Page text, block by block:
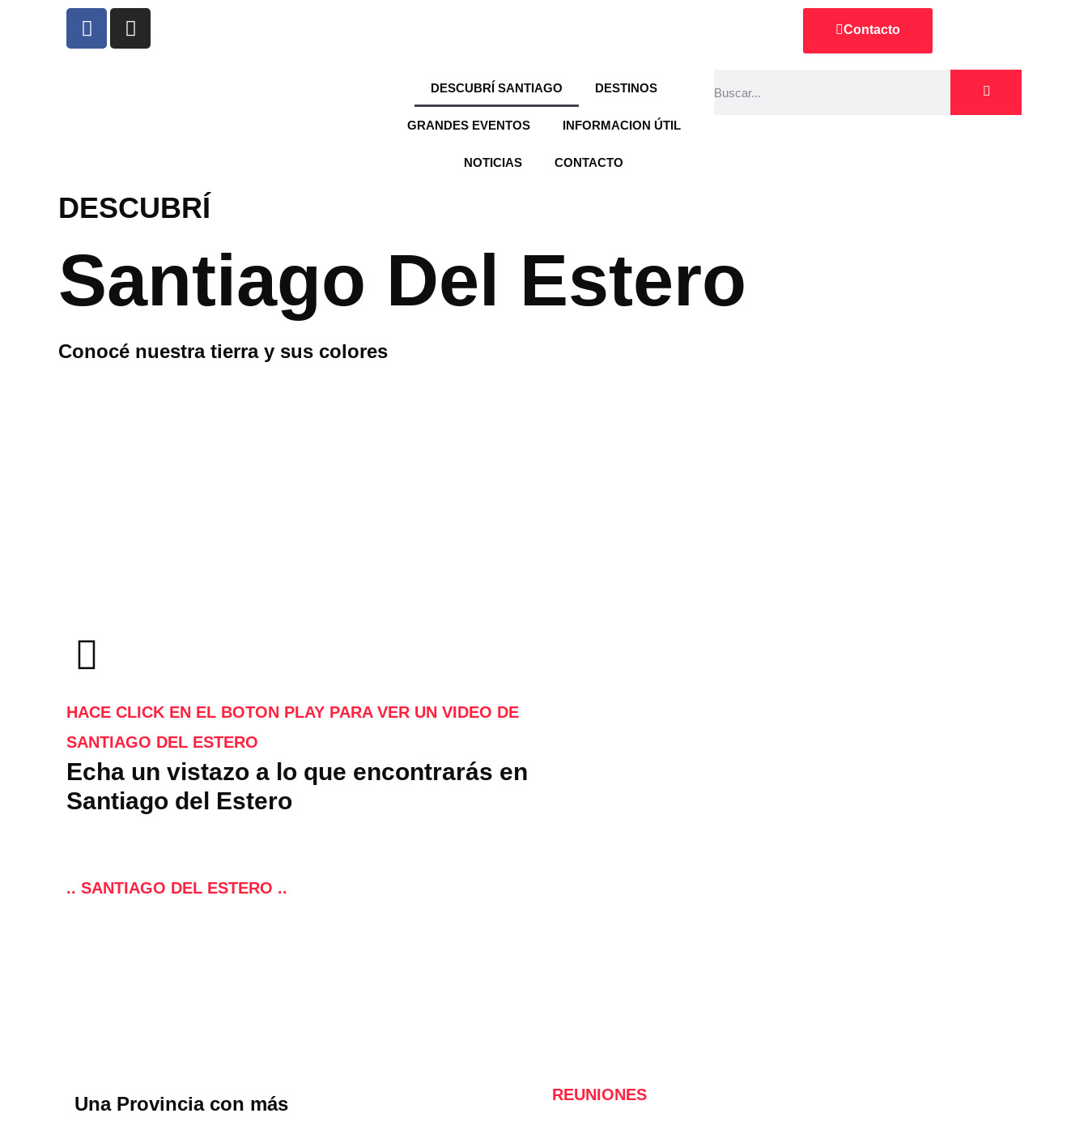
Contacto
DESCUBRÍ SANTIAGO DESTINOS
GRANDES EVENTOS INFORMACION ÚTIL
NOTICIAS CONTACTO
DESCUBRÍ
Santiago Del Estero
Conocé nuestra tierra y sus colores
HACE CLICK EN EL BOTON PLAY PARA VER UN VIDEO DE
SANTIAGO DEL ESTERO
Echa un vistazo a lo que encontrarás en
Santiago del Estero
.. SANTIAGO DEL ESTERO ..
Una Provincia con más
REUNIONES